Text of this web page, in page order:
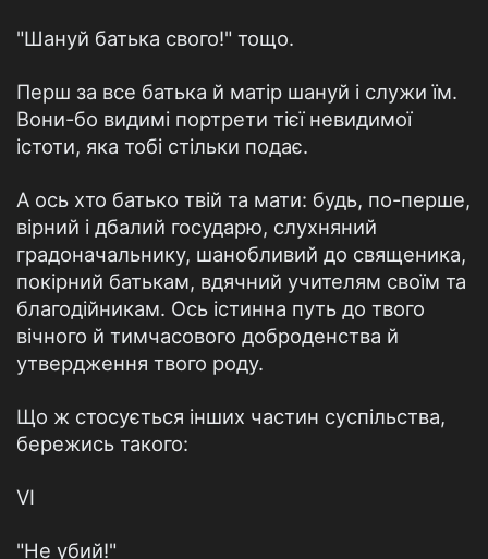
"Шануй батька свого!" тощо.
Перш за все батька й матір шануй і служи їм.
Вони-бо видимі портрети тієї невидимої
істоти, яка тобі стільки подає.
А ось хто батько твій та мати: будь, по-перше,
вірний і дбалий государю, слухняний
градоначальнику, шанобли­вий до священика,
покірний батькам, вдячний учителям своїм та
благодійникам. Ось істинна путь до твого
вічного й тимчасового доброденства й
утвердження твого роду.
Що ж стосується інших частин суспільства,
бережись такого:
VI
"Не убий!"